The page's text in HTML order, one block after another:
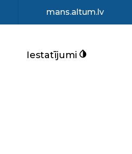
mans.altum.lv
Iestatījumi